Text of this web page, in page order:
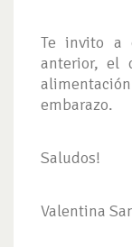
Te invito a
anterior, el
embarazo.
Saludos!
Valentina